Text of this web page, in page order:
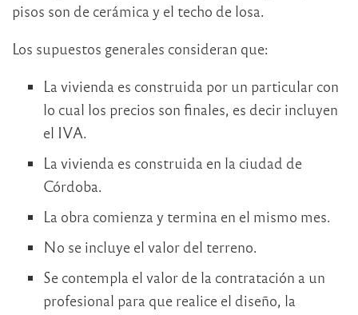
pisos son de cerámica y el techo de losa.
Los supuestos generales consideran que:
La vivienda es construida por un particular con
lo cual los precios son finales, es decir incluyen
el IVA.
La vivienda es construida en la ciudad de
Córdoba.
La obra comienza y termina en el mismo mes.
No se incluye el valor del terreno.
Se contempla el valor de la contratación a un
profesional para que realice el diseño, la